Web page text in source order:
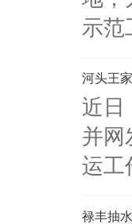
示范
河头王
近日
并网
运工
禄丰抽